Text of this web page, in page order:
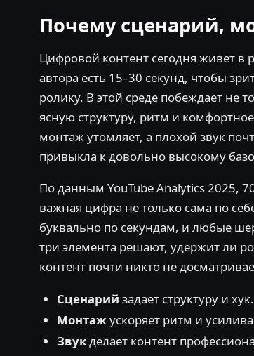
Почему сценарий,
Цифровой контент сегодня живет
автора есть 15–30 секунд, чтобы
ролику. В этой среде побеждает не
ясную структуру, ритм и
монтаж утомляет, а плохой звук
привыкла к довольно высокому
По данным YouTube Analytics 2025,
важная цифра не только сама по
буквально по секундам, и любые
три элемента решают, удержит ли
контент почти никто не
Сценарий задает структуру и хук.
Монтажускоряет ритм и
Звукделает контент